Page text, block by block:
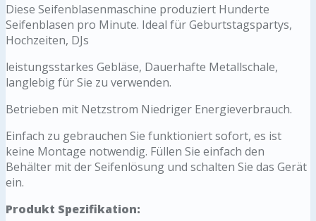
Diese Seifenblasenmaschine produziert Hunderte
Seifenblasen pro Minute. Ideal für Geburtstagspartys,
Hochzeiten, DJs
leistungsstarkes Gebläse, Dauerhafte Metallschale,
langlebig für Sie zu verwenden.
Betrieben mit Netzstrom Niedriger Energieverbrauch.
Einfach zu gebrauchen Sie funktioniert sofort, es ist
keine Montage notwendig. Füllen Sie einfach den
Behälter mit der Seifenlösung und schalten Sie das Gerät
ein.
Produkt Spezifikation: